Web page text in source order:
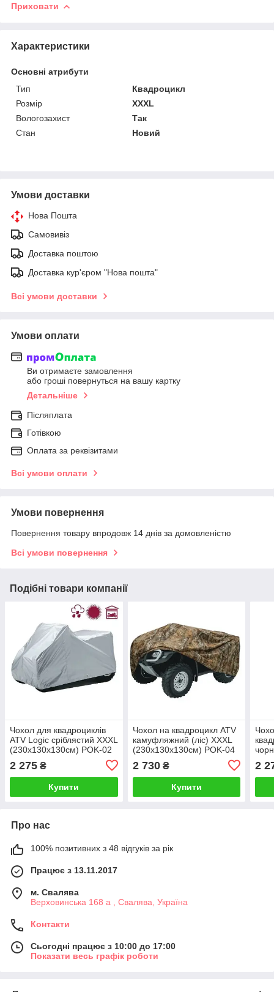
Приховати
Характеристики
Основні атрибути
Тип
Квадроцикл
Розмір
XXXL
Вологозахист
Так
Стан
Новий
Умови доставки
Нова Пошта
Самовивіз
Доставка поштою
Доставка кур'єром "Нова пошта"
Всі умови доставки
Умови оплати
Ви отримаєте замовлення
або гроші повернуться на вашу картку
Детальніше
Післяплата
Готівкою
Оплата за реквізитами
Всі умови оплати
Умови повернення
Повернення товару впродовж 14 днів за домовленістю
Всі умови повернення
Подібні товари компанії
Чохол для квадроциклів
ATV Logic сріблястий XXXL
(230x130x130см) POK-02
2 275 ₴
Купити
Чохол на квадроцикл ATV
камуфляжний (ліс) XXXL
(230x130x130см) POK-04
2 730₴
Купити
2
Про нас
100% позитивних з 48 відгуків за рік
Працює з 13.11.2017
м. Свалява
Верховинська 168 а , Свалява, Україна
Контакти
Сьогодні працює з 10:00 до 17:00
Показати весь графік роботи